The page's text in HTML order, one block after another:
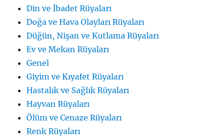
Din ve İbadet Rüyaları
Doğa ve Hava Olayları Rüyaları
Düğün, Nişan ve Kutlama Rüyaları
Ev ve Mekan Rüyaları
Genel
Giyim ve Kıyafet Rüyaları
Hastalık ve Sağlık Rüyaları
Hayvan Rüyaları
Ölüm ve Cenaze Rüyaları
Renk Rüyaları